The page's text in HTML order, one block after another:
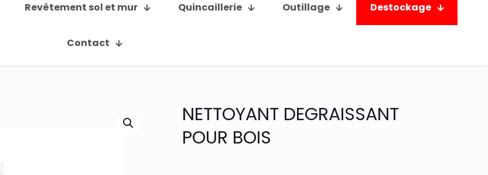
Revêtement sol et mur Quincaillerie Outillage Destockage
Contact
NETTOYANT DEGRAISSANT
POUR BOIS